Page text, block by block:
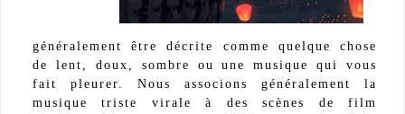
généralement être décrite comme quelque chose
de lent, doux, sombre ou une musique qui vous
fait pleurer. Nous associons généralement la
musique triste virale à des scènes de film